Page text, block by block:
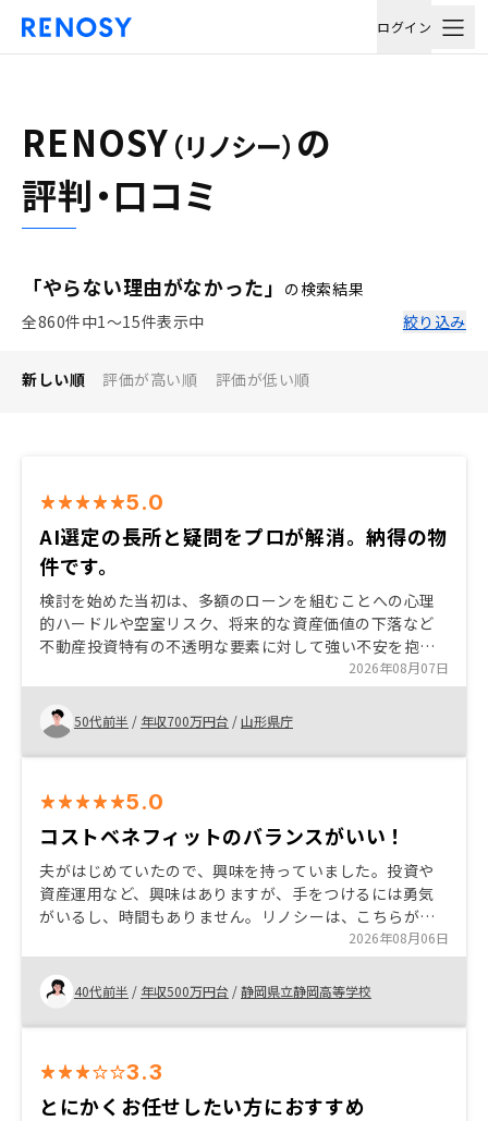
ログイン
RENOSY （リノシー） の
評判・口コミ
「やらない理由がなかった」 の検索結果
全860件中1〜15件表示中
絞り込み
新しい順 評価が高い順 評価が低い順
5.0
AI選定の長所と疑問をプロが解消。納得の物
件です。
検討を始めた当初は、多額のローンを組むことへの心理
的ハードルや空室リスク、将来的な資産価値の下落など
不動産投資特有の不透明な要素に対して強い不安を抱い
ていました。しかし、担当者の方がこちらの懸念点を一
つ一つ丁寧に聞き、具体的な数値と根拠を持って回答し
てくださったことで、漠然とした不安が解消されまし
た。特に夜遅い時間帯の相談であっても、常に真摯かつ
迅速に対応いただけたことで、ビジネスパートナーとし
スクを許容できる範囲まで明確に整理できたこと。そし
て、この担当者なら任せられると確信を持ったことが、
購入を決めた最大の決め手です。 評価の「見える化」:AI
が算出する客観的スコアリングをして欲しかったです。
物件を比較する際に、どの項目が高いのかなどを知りた
かったです。
2026年08月07日
50代前半 / 年収700万円台 /山形県庁
5.0
コストベネフィットのバランスがいい！
夫がはじめていたので、興味を持っていました。投資や
資産運用など、興味はありますが、手をつけるには勇気
がいるし、時間もありません。リノシーは、こちらがコ
スト感を抱く部分を全て代行してくださっている印象
で、サクッと投資、サクッと資産形成ができた！と思い
ます。
2026年08月06日
40代前半 / 年収500万円台 /静岡県立静岡高等学校
3.3
とにかくお任せしたい方におすすめ